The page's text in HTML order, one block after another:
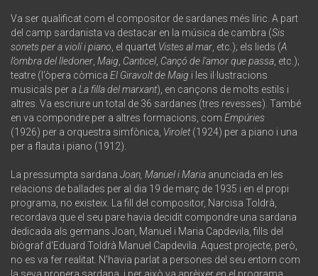
Va ser qualificat com el compositor de sardanes més líric. A part
del camp sardanista va destacar en la música de cambra (Sis
sonets per a violí i piano , el quartet Vistes al mar , etc.); els lieds (A
l’ombra del lledoner Maig Canticel Cançó de l'amor que passa , etc.);
teatre (l’òpera còmica El Giravolt de Maig i les il·lustracions
musicals per a La filla del marxant), en cançons de molts estils i
altres. Va escriure un total de 36 sardanes (tres revesses). També
en va compondre per a altres formacions, com Empúries
(1926) per a orquestra simfònica, Virolet(1924) per a piano i una
per a flauta i piano (1912).
La pressumpta sardana Joan, Manuel i Maria anunciada en les
relacions de ballades per al dia 19 de març de 1935 i en el propi
programa, no existeix. La fill del compositor, Narcisa Toldrà,
recordava que el seu pare havia decidit compondre una sardana
dedicada als germans Joan, Manuel i Maria Capdevila, fills del
biògraf d'Eduard Toldrà Manuel Capdevila. Aquest projecte, però,
no es va fer realitat. N'havia parlat a persones del seu entorn com
la seva propera sardana, i per això va aprèixer en el programa.